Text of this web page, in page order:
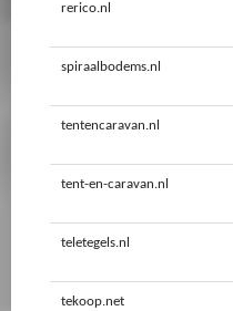
rerico.nl
spiraalbodems.nl
tentencaravan.nl
tent-en-caravan.nl
teletegels.nl
tekoop.net